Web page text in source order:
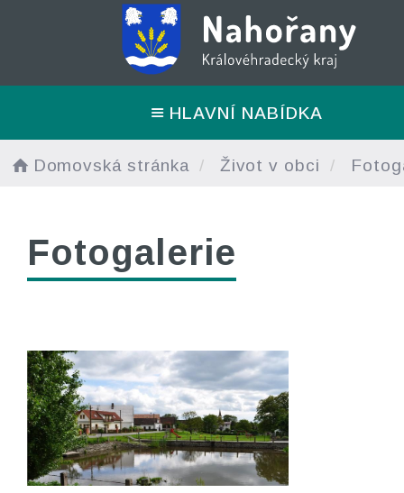
HLAVNÍ NABÍDKA
Domovská stránka Život v obci
Fotogalerie